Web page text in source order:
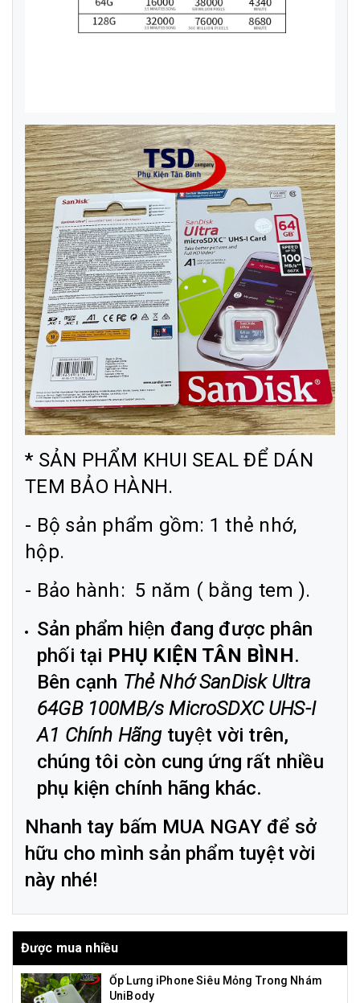
* SẢN PHẨM KHUI SEAL ĐỂ DÁN
TEM BẢO HÀNH.
- Bộ sản phẩm gồm: 1 thẻ nhớ,
hộp.
- Bảo hành: 5 năm ( bằng tem ).
Sản phẩm hiện đang được phân
phối tại PHỤ KIỆN TÂN BÌNH.
Bên cạnh Thẻ Nhớ SanDisk Ultra
64GB 100MB/s MicroSDXC UHS-I
A1 Chính Hãngtuyệt vời trên,
chúng tôi còn cung ứng rất nhiều
phụ kiện chính hãng khác.
Nhanh tay bấm MUA NGAY để sở
hữu cho mình sản phẩm tuyệt vời
này nhé!
Được mua nhiều
Ốp Lưng iPhone Siêu Mỏng Trong Nhám
UniBody